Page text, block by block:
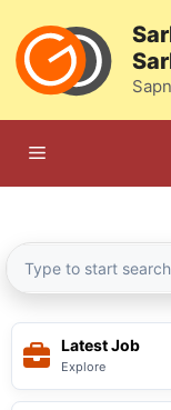
content
Menu
Latest Job
Explore